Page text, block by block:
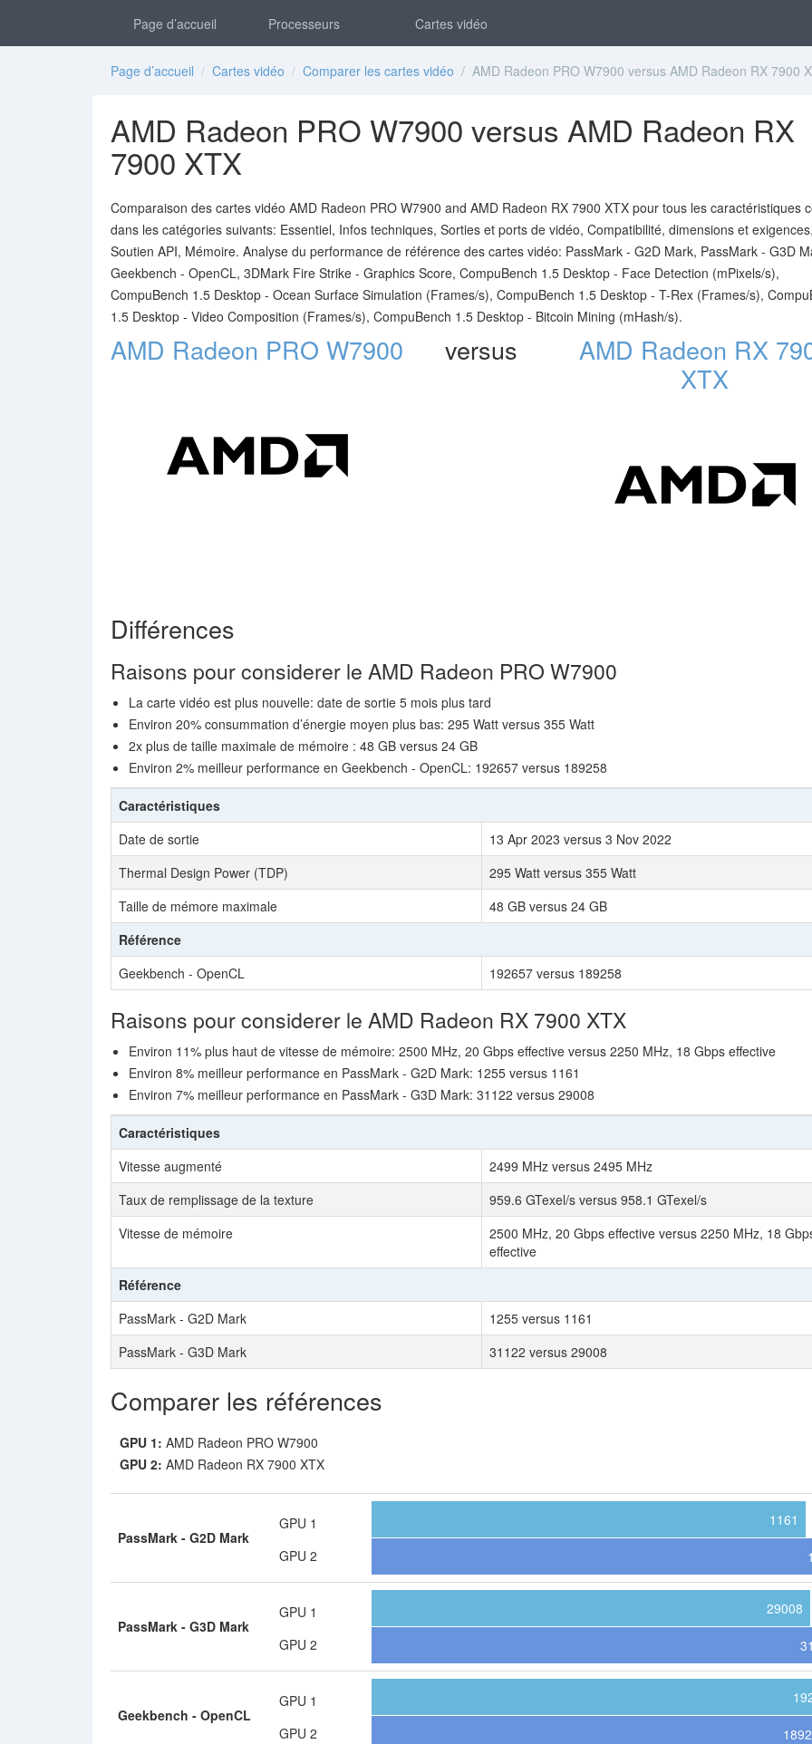
Page d’accueil Processeurs Cartes vidéo
Page d’accueil / Cartes vidéo / Comparer les cartes vidéo / AMD Radeon PRO W7900 versus AMD Radeon RX 7900
AMD Radeon PRO W7900 versus AMD Radeon RX
7900 XTX
Comparaison des cartes vidéo AMD Radeon PRO W7900 and AMD Radeon RX 7900 XTX pour tous les caractéristiques
dans les catégories suivants: Essentiel, Infos techniques, Sorties et ports de vidéo, Compatibilité, dimensions et exigences,
Soutien API, Mémoire. Analyse du performance de référence des cartes vidéo: PassMark - G2D Mark, PassMark - G3D
Geekbench - OpenCL, 3DMark Fire Strike - Graphics Score, CompuBench 1.5 Desktop - Face Detection (mPixels/s),
CompuBench 1.5 Desktop - Ocean Surface Simulation (Frames/s), CompuBench 1.5 Desktop - T-Rex (Frames/s),
1.5 Desktop - Video Composition (Frames/s), CompuBench 1.5 Desktop - Bitcoin Mining (mHash/s).
AMD Radeon PRO W7900 versus
AMD Radeon RX
XTX
Différences
Raisons pour considerer le AMD Radeon PRO W7900
La carte vidéo est plus nouvelle: date de sortie 5 mois plus tard
Environ 20% consummation d’énergie moyen plus bas: 295 Watt versus 355 Watt
2x plus de taille maximale de mémoire : 48 GB versus 24 GB
Environ 2% meilleur performance en Geekbench - OpenCL: 192657 versus 189258
Caractéristiques
Date de sortie
13 Apr 2023 versus 3 Nov 2022
Thermal Design Power (TDP)
295 Watt versus 355 Watt
Taille de mémore maximale
48 GB versus 24 GB
Référence
Geekbench - OpenCL
192657 versus 189258
Raisons pour considerer le AMD Radeon RX 7900 XTX
Environ 11% plus haut de vitesse de mémoire: 2500 MHz, 20 Gbps effective versus 2250 MHz, 18 Gbps effective
Environ 8% meilleur performance en PassMark - G2D Mark: 1255 versus 1161
Environ 7% meilleur performance en PassMark - G3D Mark: 31122 versus 29008
Caractéristiques
Vitesse augmenté
2499 MHz versus 2495 MHz
Taux de remplissage de la texture
959.6 GTexel/s versus 958.1 GTexel/s
Vitesse de mémoire
2500 MHz, 20 Gbps effective versus 2250 MHz, 18
effective
Référence
PassMark - G2D Mark
1255 versus 1161
PassMark - G3D Mark
31122 versus 29008
Comparer les références
GPU 1: AMD Radeon PRO W7900
GPU 2: AMD Radeon RX 7900 XTX
PassMark - G2D Mark
GPU 1
GPU 2
1161
PassMark - G3D Mark
GPU 1
GPU 2
29008
Geekbench - OpenCL
GPU 1
GPU 2